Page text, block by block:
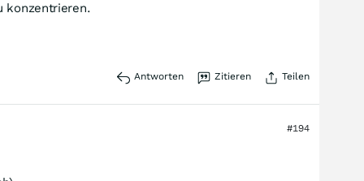
konzentrieren.
Antworten Zitieren Teilen
#194